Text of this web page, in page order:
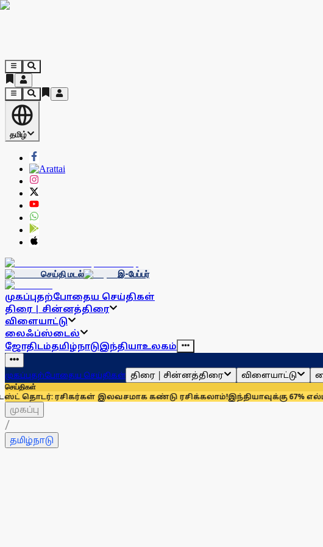
தமிழ்
செய்தி மடல் இ-பேப்பர்
முகப்புதற்போதைய செய்திகள்
திரை | சின்னத்திரை
விளையாட்டு
லைஃப்ஸ்டைல்
ஜோதிடம்தமிழ்நாடுஇந்தியாஉலகம்
முகப்புதற்போதைய செய்திகள் திரை | சின்னத்திரை விளையாட்டு
செய்திகள்
இலவசமாக கண்டு ரசிக்கலாம்!இந்தியாவுக்கு 67% எல்பிஜி
முகப்பு
/
தமிழ்நாடு